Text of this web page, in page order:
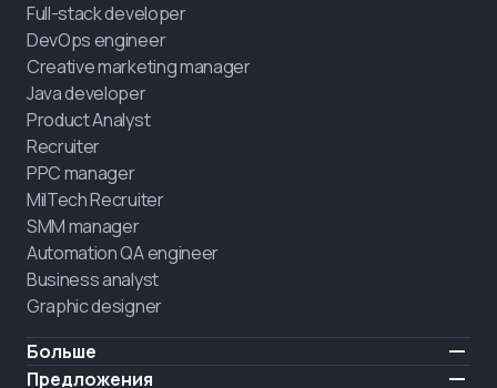
Full-stack developer
DevOps engineer
Creative marketing manager
Java developer
Product Analyst
Recruiter
PPC manager
MilTech Recruiter
SMM manager
Automation QA engineer
Business analyst
Graphic designer
Больше
Цены
Предложения